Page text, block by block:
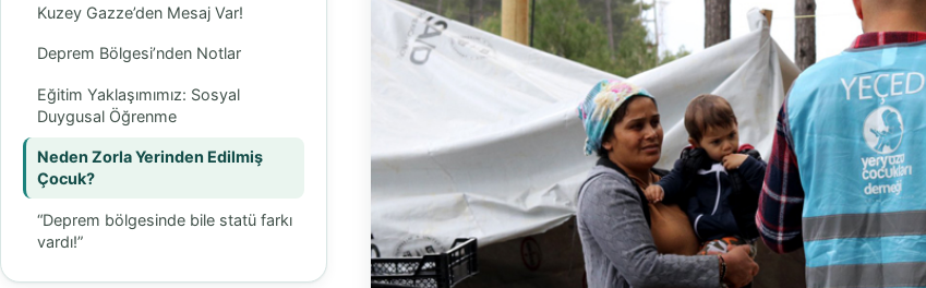
Kuzey Gazze’den Mesaj Var!
Deprem Bölgesi’nden Notlar
Eğitim Yaklaşımımız: Sosyal
Duygusal Öğrenme
Neden Zorla Yerinden Edilmiş
Çocuk?
“Deprem bölgesinde bile statü farkı
vardı!”